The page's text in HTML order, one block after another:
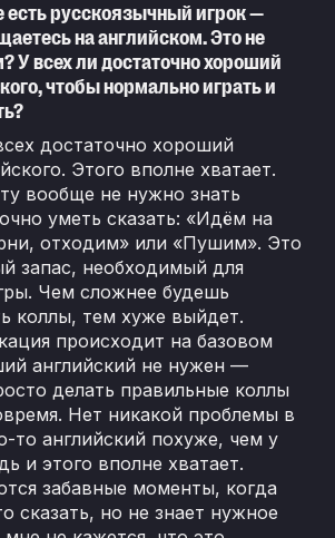
есть русскоязычный игрок —
на английском. Это не
У всех ли достаточно хороший
чтобы нормально играть и
достаточно хороший
Этого вполне хватает.
вообще не нужно знать
уметь сказать: «Идём на
отходим» или «Пушим». Это
запас, необходимый для
Чем сложнее будешь
коллы, тем хуже выйдет.
происходит на базовом
английский не нужен —
делать правильные коллы
Нет никакой проблемы в
то английский похуже, чем у
и этого вполне хватает.
забавные моменты, когда
сказать, но не знает нужное